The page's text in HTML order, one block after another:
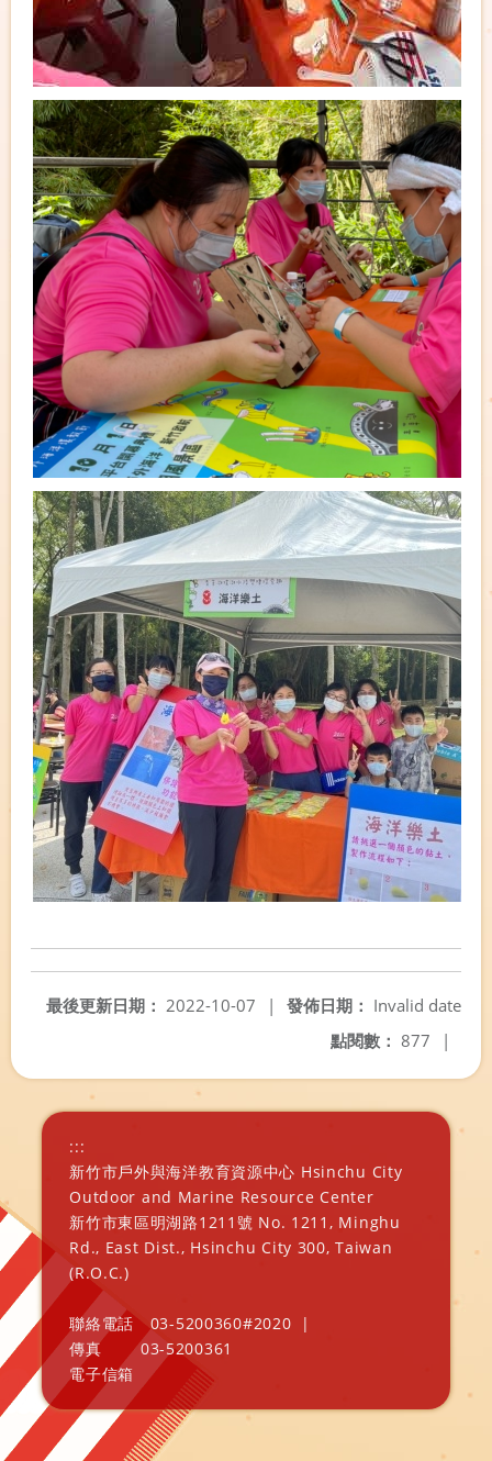
發佈日期： Invalid date
最後更新日期： 2022-10-07
|
點閱數： 877 |
:::
新竹市戶外與海洋教育資源中心 Hsinchu City
Outdoor and Marine Resource Center
新竹市東區明湖路1211號 No. 1211, Minghu
Rd., East Dist., Hsinchu City 300, Taiwan
(R.O.C.)
聯絡電話 03-5200360#2020
|
傳真
03-5200361
電子信箱